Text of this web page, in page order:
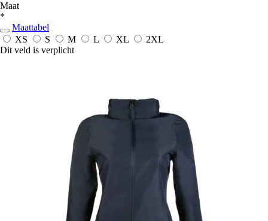
Maat
*
Maattabel
XS
S M L XL
2XL
Dit veld is verplicht